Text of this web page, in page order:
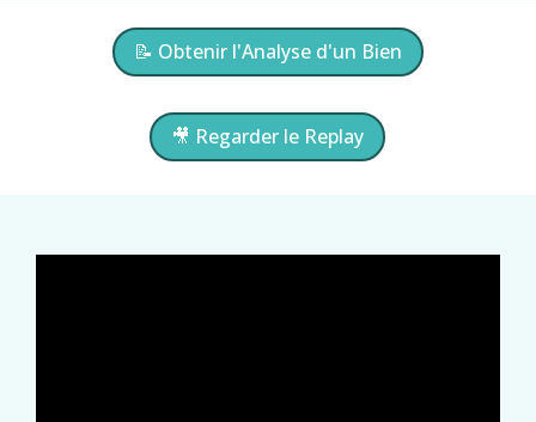
📝 Obtenir l'Analyse d'un Bien
🎥 Regarder le Replay